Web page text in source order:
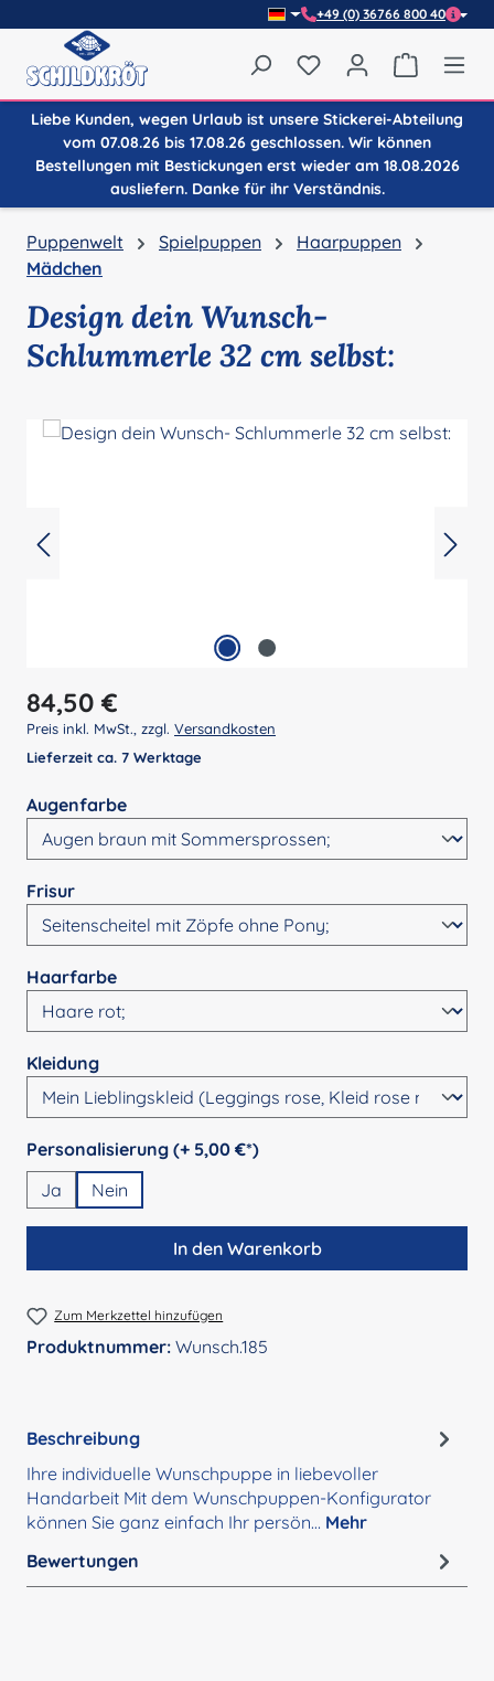
+49 (0) 36766 800 40
Du hast 0 Produkte
Liebe Kunden, wegen Urlaub ist unsere Stickerei-Abteilung
vom 07.08.26 bis 17.08.26 geschlossen. Wir können
Bestellungen mit Bestickungen erst wieder am 18.08.2026
ausliefern. Danke für ihr Verständnis.
Puppenwelt Spielpuppen
Haarpuppen
Mädchen
Design dein Wunsch-
Schlummerle 32 cm selbst:
Regulärer Preis:
84,50 €
Preis inkl. MwSt., zzgl. Versandkosten
Lieferzeit ca. 7 Werktage
Augenfarbeauswählen
Frisurauswählen
Haarfarbeauswählen
Kleidungauswählen
Personalisierung (+ 5,00 €*)auswählen
Ja
Nein
In den Warenkorb
Zum Merkzettel hinzufügen
Produktnummer: Wunsch.185
Beschreibung
Ihre individuelle Wunschpuppe in liebevoller
Handarbeit Mit dem Wunschpuppen-Konfigurator
können Sie ganz einfach Ihr persön… Mehr
Bewertungen